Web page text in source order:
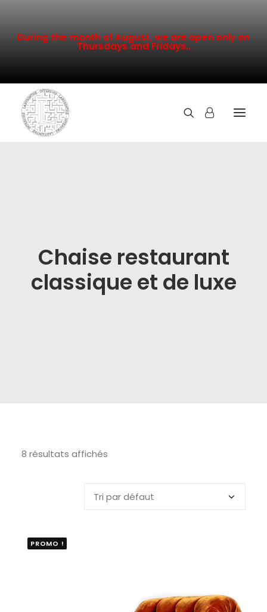
During the month of August, we are open only on
Thursdays and Fridays..
CONTACT
Chaise restaurant
classique et de luxe
8 résultats affichés
PROMO !